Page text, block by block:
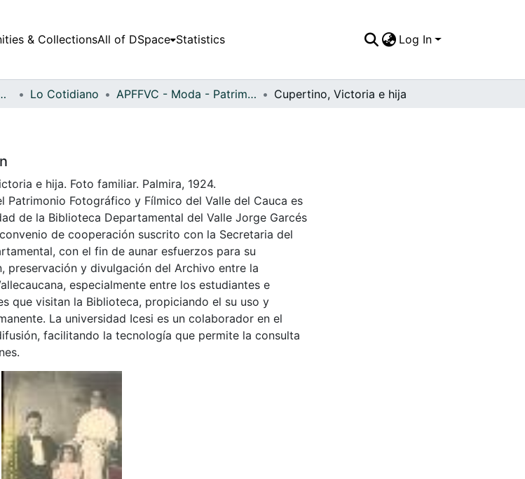
& CollectionsAll of DSpace Statistics Log In
y Fílmico del Valle del Cauca Lo Cotidiano APFFVC - Moda - Patrimonial Cupertino, Victoria e hija
e hija. Foto familiar. Palmira, 1924.
Patrimonio Fotográfico y Fílmico del Valle del Cauca es
de la Biblioteca Departamental del Valle Jorge Garcés
de cooperación suscrito con la Secretaria del
con el fin de aunar esfuerzos para su
preservación y divulgación del Archivo entre la
especialmente entre los estudiantes e
que visitan la Biblioteca, propiciando el su uso y
La universidad Icesi es un colaborador en el
facilitando la tecnología que permite la consulta